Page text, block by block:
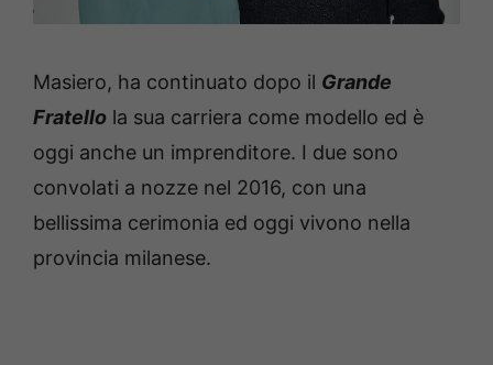
Masiero, ha continuato dopo il Grande
Fratello la sua carriera come modello ed è
oggi anche un imprenditore. I due sono
convolati a nozze nel 2016, con una
bellissima cerimonia ed oggi vivono nella
provincia milanese.